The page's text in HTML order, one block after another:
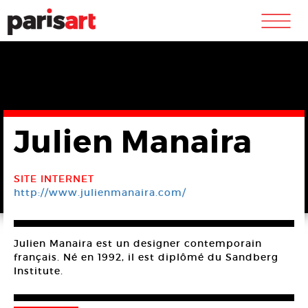
m
Julien Manaira
SITE INTERNET
http://www.julienmanaira.com/
Julien Manaira est un designer contemporain
français. Né en 1992, il est diplômé du Sandberg
Institute.